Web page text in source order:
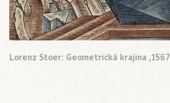
Lorenz Stoer: Geometrická krajina ,1567